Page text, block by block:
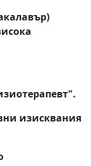
изисквания